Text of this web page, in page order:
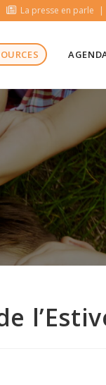
La presse en parle